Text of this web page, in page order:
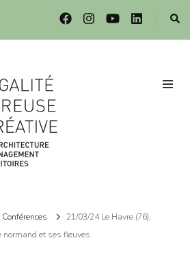
des territoires
Conférences
21/03/24 Le Havre (76),
normand et ses fleuves